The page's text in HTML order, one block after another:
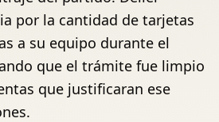
por la cantidad de tarjetas
a su equipo durante el
que el trámite fue limpio
que justificaran ese